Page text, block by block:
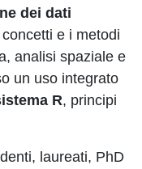
dei dati
e i metodi
analisi spaziale e
un uso integrato
R, principi
laureati, PhD